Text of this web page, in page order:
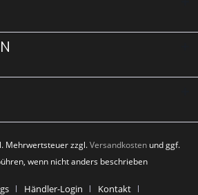
Mehrwertsteuer zzgl.Versandkosten und ggf.
wenn nicht anders beschrieben
Händler-Login Kontakt